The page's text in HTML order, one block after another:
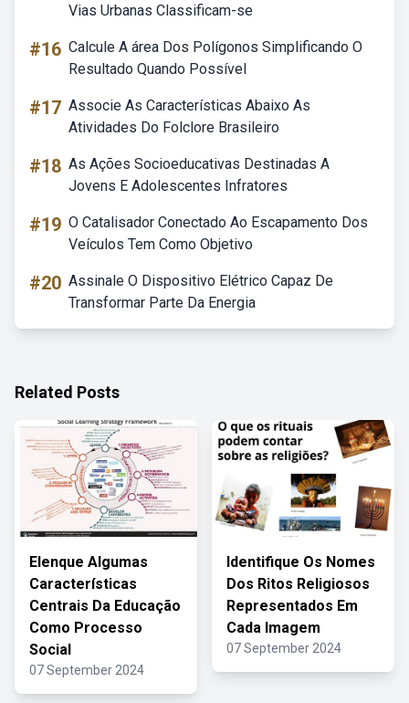
Vias Urbanas Classificam-se
#16 Calcule A área Dos Polígonos Simplificando O
Resultado Quando Possível
#17 Associe As Características Abaixo As
Atividades Do Folclore Brasileiro
#18 As Ações Socioeducativas Destinadas A
Jovens E Adolescentes Infratores
#19 O Catalisador Conectado Ao Escapamento Dos
Veículos Tem Como Objetivo
#20 Assinale O Dispositivo Elétrico Capaz De
Transformar Parte Da Energia
Related Posts
Elenque Algumas
Características
Centrais Da Educação
Como Processo
Social
07 September 2024
Identifique Os Nomes
Dos Ritos Religiosos
Representados Em
Cada Imagem
07 September 2024